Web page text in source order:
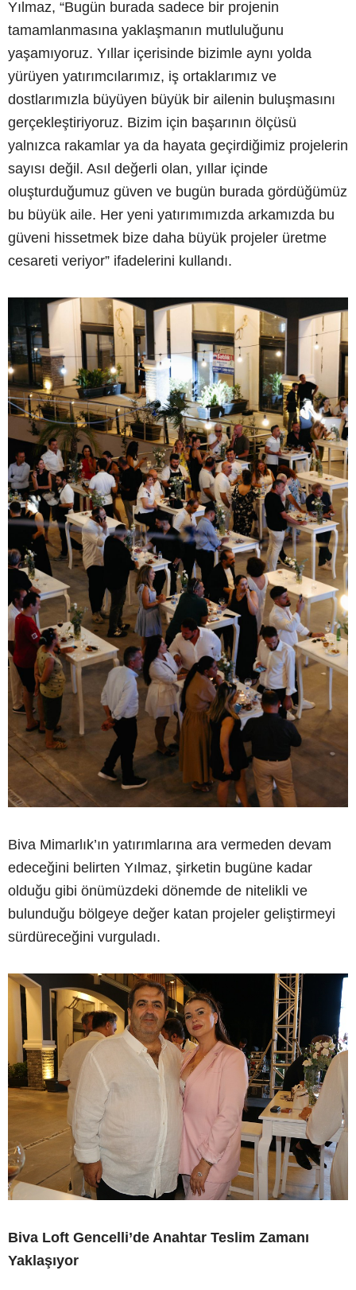
Yılmaz, “Bugün burada sadece bir projenin
tamamlanmasına yaklaşmanın mutluluğunu
yaşamıyoruz. Yıllar içerisinde bizimle aynı yolda
yürüyen yatırımcılarımız, iş ortaklarımız ve
dostlarımızla büyüyen büyük bir ailenin buluşmasını
gerçekleştiriyoruz. Bizim için başarının ölçüsü
yalnızca rakamlar ya da hayata geçirdiğimiz projelerin
sayısı değil. Asıl değerli olan, yıllar içinde
oluşturduğumuz güven ve bugün burada gördüğümüz
bu büyük aile. Her yeni yatırımımızda arkamızda bu
güveni hissetmek bize daha büyük projeler üretme
cesareti veriyor” ifadelerini kullandı.
Biva Mimarlık’ın yatırımlarına ara vermeden devam
edeceğini belirten Yılmaz, şirketin bugüne kadar
olduğu gibi önümüzdeki dönemde de nitelikli ve
bulunduğu bölgeye değer katan projeler geliştirmeyi
sürdüreceğini vurguladı.
Biva Loft Gencelli’de Anahtar Teslim Zamanı
Yaklaşıyor